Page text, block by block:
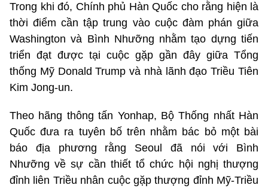
Trong khi đó, Chính phủ Hàn Quốc cho rằng hiện là
thời điểm cần tập trung vào cuộc đàm phán giữa
Washington và Bình Nhưỡng nhằm tạo dựng tiến
triển đạt được tại cuộc gặp gần đây giữa Tổng
thống Mỹ Donald Trump và nhà lãnh đạo Triều Tiên
Kim Jong-un.
Theo hãng thông tấn Yonhap, Bộ Thống nhất Hàn
Quốc đưa ra tuyên bố trên nhằm bác bỏ một bài
báo địa phương rằng Seoul đã nói với Bình
Nhưỡng về sự cần thiết tổ chức hội nghị thượng
đỉnh liên Triều nhân cuộc gặp thượng đỉnh Mỹ-Triều